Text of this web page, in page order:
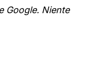
Google. Niente